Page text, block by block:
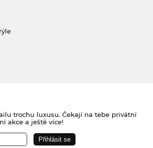
trochu luxusu. Čekají na tebe privátní
akce a ještě více!